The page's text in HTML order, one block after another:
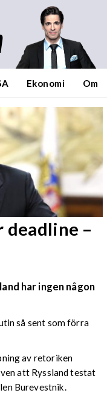
Ekonomi Om
deadline –
har ingen någon
så sent som förra
av retoriken
att Ryssland testat
Burevestnik.